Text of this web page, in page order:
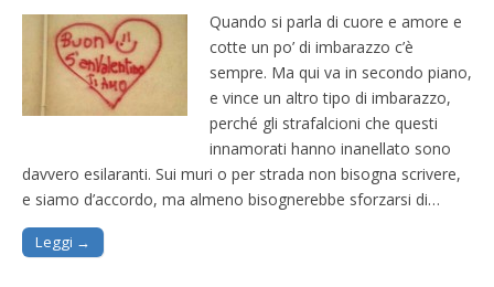
Quando si parla di cuore e amore e
cotte un po’ di imbarazzo c’è
sempre. Ma qui va in secondo piano,
e vince un altro tipo di imbarazzo,
perché gli strafalcioni che questi
innamorati hanno inanellato sono
davvero esilaranti. Sui muri o per strada non bisogna scrivere,
e siamo d’accordo, ma almeno bisognerebbe sforzarsi di…
Leggi →